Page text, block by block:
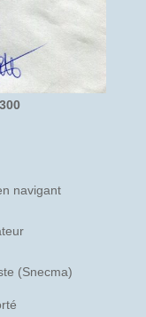
navigant
(Snecma)